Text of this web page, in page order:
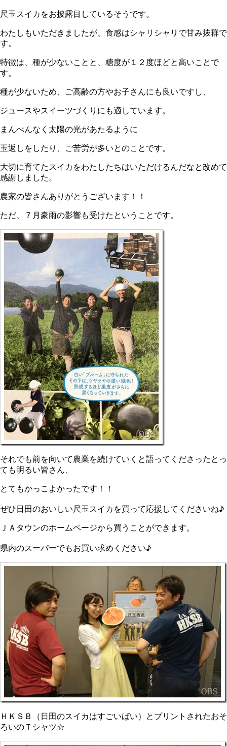
尺玉スイカをお披露目しているそうです。
わたしもいただきましたが、食感はシャリシャリで甘み抜群で
す。
特徴は、種が少ないことと、糖度が１２度ほどと高いことで
す。
種が少ないため、ご高齢の方やお子さんにも良いですし、
ジュースやスイーツづくりにも適しています。
まんべんなく太陽の光があたるように
玉返しをしたり、ご苦労が多いとのことです。
大切に育てたスイカをわたしたちはいただけるんだなと改めて
感謝しました。
農家の皆さんありがとうございます！！
ただ、７月豪雨の影響も受けたということです。
それでも前を向いて農業を続けていくと語ってくださったとっ
ても明るい皆さん、
とてもかっこよかったです！！
ぜひ日田のおいしい尺玉スイカを買って応援してくださいね♪
ＪＡタウンのホームページから買うことができます。
県内のスーパーでもお買い求めください♪
ＨＫＳＢ（日田のスイカはすごいばい）とプリントされたおそ
ろいのＴシャツ☆